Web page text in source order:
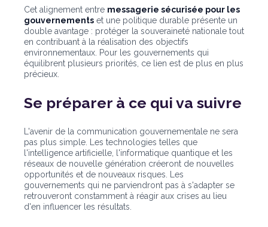
Cet alignement entre messagerie sécurisée pour les
gouvernements et une politique durable présente un
double avantage : protéger la souveraineté nationale tout
en contribuant à la réalisation des objectifs
environnementaux. Pour les gouvernements qui
équilibrent plusieurs priorités, ce lien est de plus en plus
précieux.
Se préparer à ce qui va suivre
L'avenir de la communication gouvernementale ne sera
pas plus simple. Les technologies telles que
l'intelligence artificielle, l'informatique quantique et les
réseaux de nouvelle génération créeront de nouvelles
opportunités et de nouveaux risques. Les
gouvernements qui ne parviendront pas à s'adapter se
retrouveront constamment à réagir aux crises au lieu
d'en influencer les résultats.